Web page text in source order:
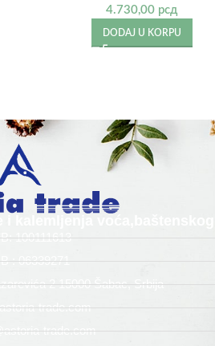
4.730,00 рсд
DODAJ U KORPU
kalemljenja
100111613
: 06339271
2 15000 Šabac, Srbija
trade.com
trade.com